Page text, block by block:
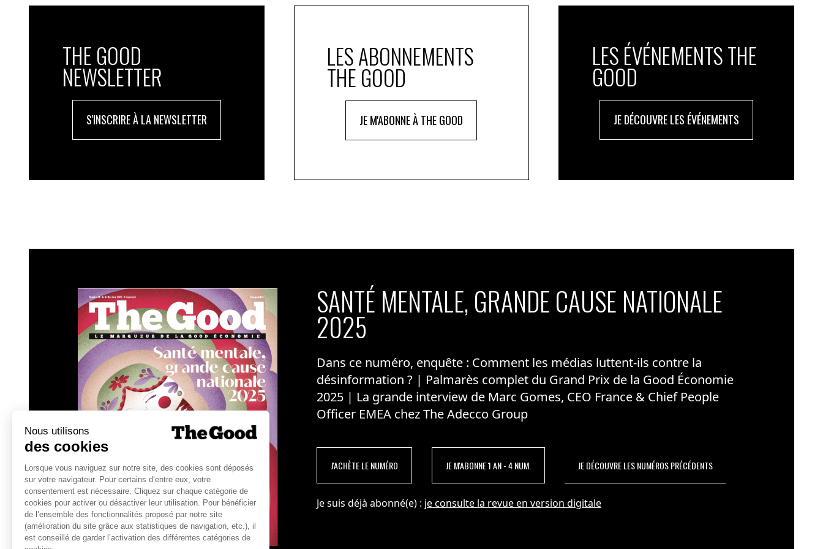
THE GOOD
NEWSLETTER
S'INSCRIRE À LA NEWSLETTER
LES ABONNEMENTS
THE GOOD
JE M'ABONNE À THE GOOD
LES ÉVÉNEMENTS THE
GOOD
JE DÉCOUVRE LES ÉVÉNEMENTS
SANTÉ MENTALE, GRANDE CAUSE NATIONALE
2025
Dans ce numéro, enquête : Comment les médias luttent-ils contre la
désinformation ? | Palmarès complet du Grand Prix de la Good Économie
2025 | La grande interview de Marc Gomes, CEO France & Chief People
Officer EMEA chez The Adecco Group
J'ACHÈTE LE NUMÉRO JE M'ABONNE 1 AN - 4 NUM. JE DÉCOUVRE LES NUMÉROS PRÉCÉDENTS
Je suis déjà abonné(e) : je consulte la revue en version digitale